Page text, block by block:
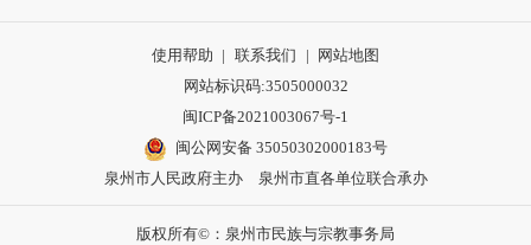
使用帮助 | 联系我们 |
网站地图
网站标识码:3505000032
闽ICP备2021003067号-1
闽公网安备 35050302000183号
泉州市人民政府主办 泉州市直各单位联合承办
版权所有©：泉州市民族与宗教事务局